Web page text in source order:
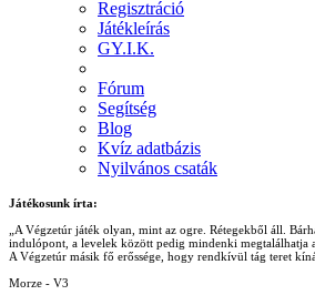
Regisztráció
Játékleírás
GY.I.K.
Fórum
Segítség
Blog
Kvíz adatbázis
Nyilvános csaták
Játékosunk írta:
„A Végzetúr játék olyan, mint az ogre. Rétegekből áll.
indulópont, a levelek között pedig mindenki megtalálhatja
A Végzetúr másik fő erőssége, hogy rendkívül tág teret
Morze - V3